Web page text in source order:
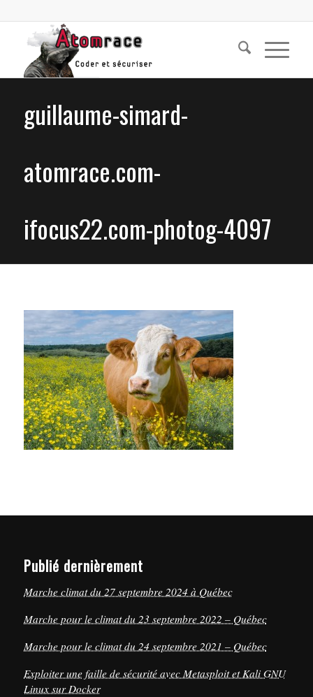
guillaume-simard-
atomrace.com-
ifocus22.com-photog-4097
Publié dernièrement
Marche climat du 27 septembre 2024 à Québec
Marche pour le climat du 23 septembre 2022 – Québec
Marche pour le climat du 24 septembre 2021 – Québec
Exploiter une faille de sécurité avec Metasploit et Kali GNU
Linux sur Docker